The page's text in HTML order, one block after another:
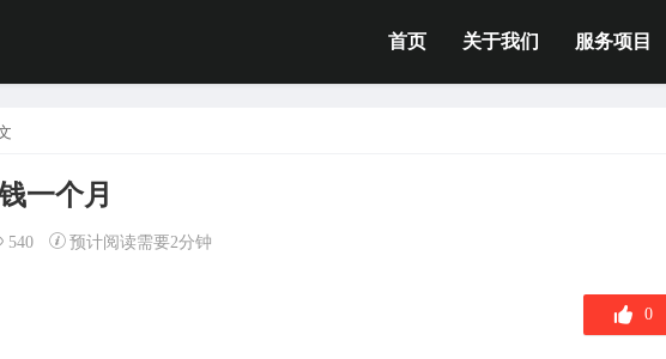
首页 关于我们 服务项目
一个月
540 预计阅读需要2分钟
0